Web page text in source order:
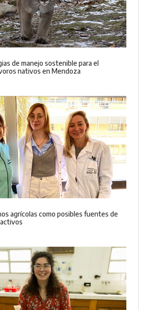
de manejo sostenible para el
nativos en Mendoza
agrícolas como posibles fuentes de